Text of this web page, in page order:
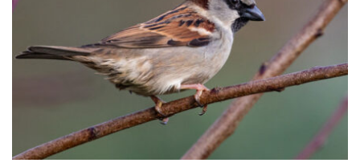
Natuurmoment
Door Kees Loogman